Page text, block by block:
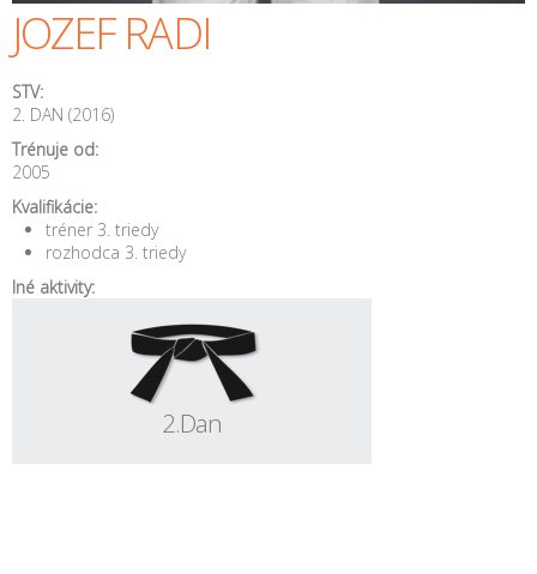
JOZEF RADI
STV:
2. DAN (2016)
Trénuje od:
2005
Kvalifikácie:
tréner 3. triedy
rozhodca 3. triedy
Iné aktivity:
2.Dan